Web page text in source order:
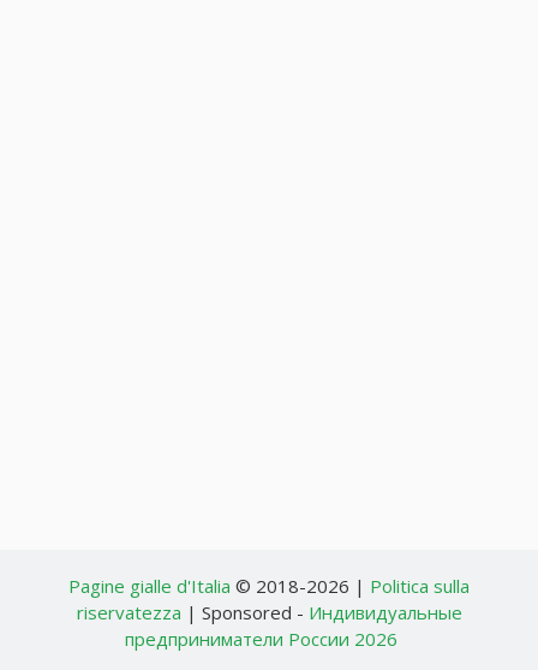
Pagine gialle d'Italia © 2018-2026 | Politica sulla
riservatezza | Sponsored - Индивидуальные
предприниматели России 2026